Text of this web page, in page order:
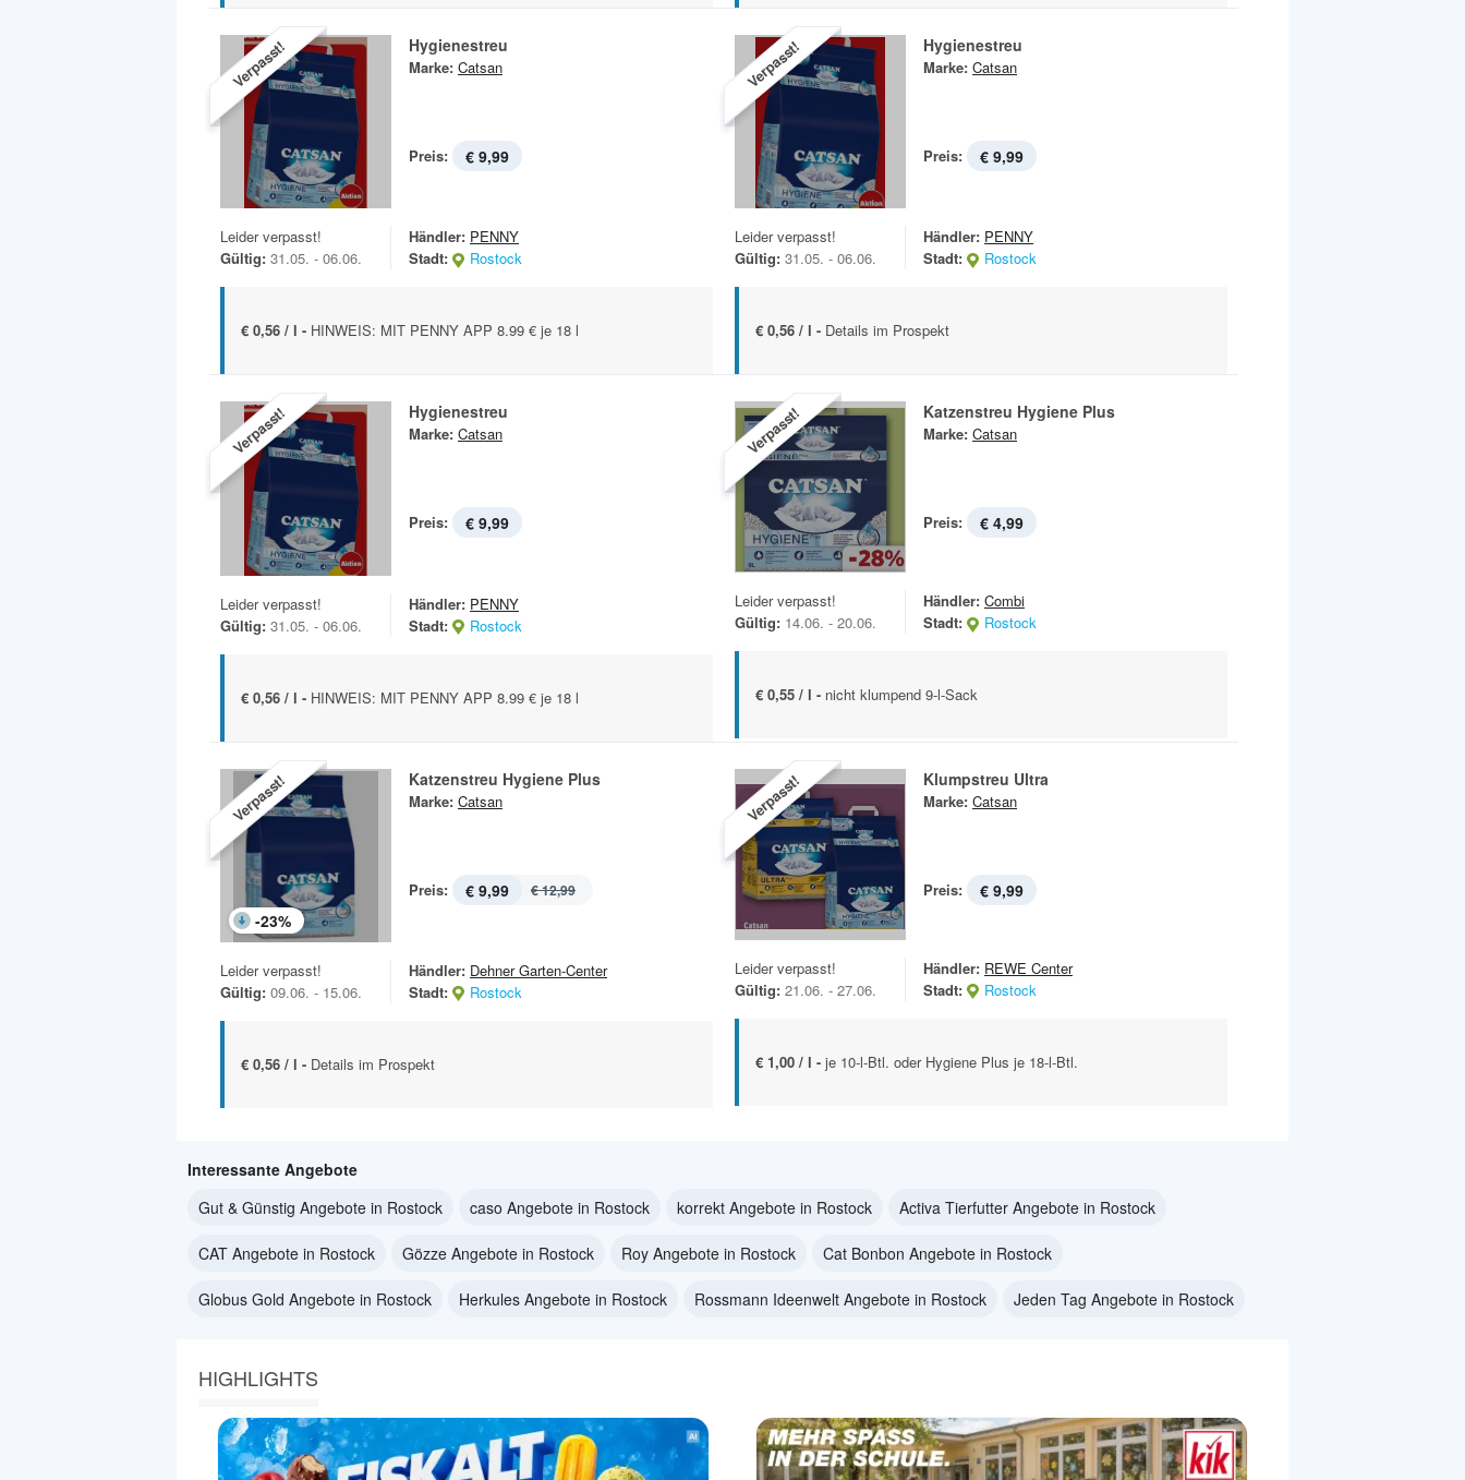
Verpasst! Hygienestreu
Marke: Catsan
Preis: € 9,99
Leider verpasst!
Gültig: 31.05. - 06.06.
Händler: PENNY
Stadt:
Rostock
€ 0,56 / l - HINWEIS: MIT PENNY APP 8.99 € je 18 l
Verpasst! Hygienestreu
Marke: Catsan
Preis: € 9,99
Leider verpasst!
Gültig: 31.05. - 06.06.
Händler: PENNY
Stadt:
Rostock
€ 0,56 / l - Details im Prospekt
Verpasst! Hygienestreu
Marke: Catsan
Preis: € 9,99
Leider verpasst!
Gültig: 31.05. - 06.06.
Händler: PENNY
Stadt:
Rostock
€ 0,56 / l - HINWEIS: MIT PENNY APP 8.99 € je 18 l
Verpasst! Katzenstreu Hygiene Plus
Marke: Catsan
Preis: € 4,99
Leider verpasst!
Gültig: 14.06. - 20.06.
Händler: Combi
Stadt:
Rostock
€ 0,55 / l - nicht klumpend 9-l-Sack
Verpasst!
-23%
Katzenstreu Hygiene Plus
Marke: Catsan
Preis: € 9,99 € 12,99
Leider verpasst!
Gültig: 09.06. - 15.06.
Händler: Dehner Garten-Center
Stadt:
Rostock
€ 0,56 / l - Details im Prospekt
Verpasst! Klumpstreu Ultra
Marke: Catsan
Preis: € 9,99
Leider verpasst!
Gültig: 21.06. - 27.06.
Händler: REWE Center
Stadt:
Rostock
€ 1,00 / l - je 10-l-Btl. oder Hygiene Plus je 18-l-Btl.
Interessante Angebote
Gut & Günstig Angebote in Rostock
caso Angebote in Rostock korrekt Angebote in Rostock Activa Tierfutter Angebote in Rostock
CAT Angebote in Rostock Gözze Angebote in Rostock Roy Angebote in Rostock Cat Bonbon Angebote in Rostock
Globus Gold Angebote in Rostock Herkules Angebote in Rostock Rossmann Ideenwelt Angebote in Rostock Jeden Tag Angebote in Rostock
HIGHLIGHTS